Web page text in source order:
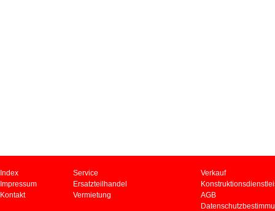
Index Service
Verkauf
Impressum
Ersatzteilhandel
Kontakt
Vermietung
AGB